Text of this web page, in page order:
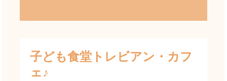
子ども食堂トレビアン・カフ
ェ♪